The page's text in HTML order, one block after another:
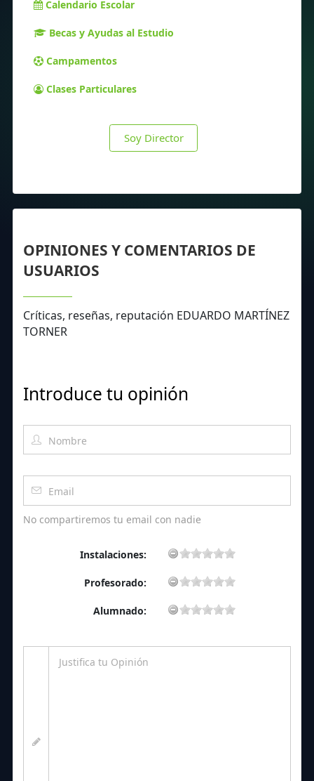
Calendario Escolar
Becas y Ayudas al Estudio
Campamentos
Clases Particulares
Soy Director
OPINIONES Y COMENTARIOS DE
USUARIOS
Críticas, reseñas, reputación EDUARDO MARTÍNEZ
TORNER
Introduce tu opinión
No compartiremos tu email con nadie
Instalaciones:
Profesorado:
Alumnado: